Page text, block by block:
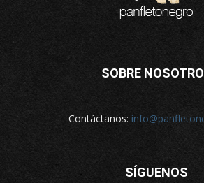
SOBRE
Contáctanos:
SÍGUENOS